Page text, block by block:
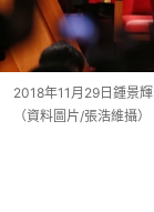
2018年11月29日鍾景
（資料圖片/張浩維攝）